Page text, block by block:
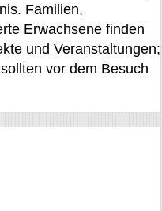
Familien,
Erwachsene finden
und Veranstaltungen;
vor dem Besuch